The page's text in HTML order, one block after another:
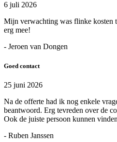
6 juli 2026
Mijn verwachting was flinke kosten
erg mee!
- Jeroen van Dongen
Goed contact
25 juni 2026
Na de offerte had ik nog enkele
beantwoord. Erg tevreden over de
Ook de juiste persoon kunnen
- Ruben Janssen